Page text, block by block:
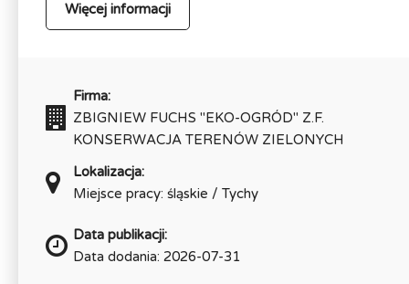
Więcej informacji
Firma:
ZBIGNIEW FUCHS "EKO-OGRÓD" Z.F.
KONSERWACJA TERENÓW ZIELONYCH
Lokalizacja:
Miejsce pracy: śląskie / Tychy
Data publikacji:
Data dodania: 2026-07-31